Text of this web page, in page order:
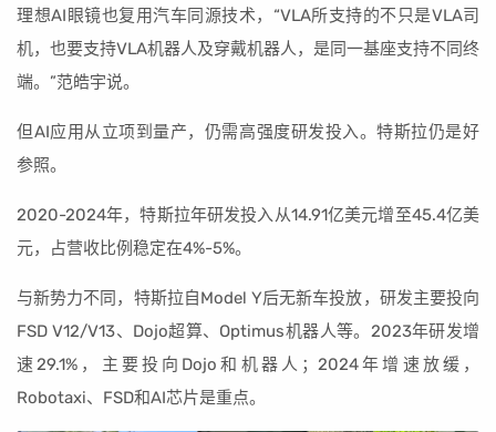
理想AI眼镜也复用汽车同源技术，“VLA所支持的不只是VLA司
机，也要支持VLA机器人及穿戴机器人，是同一基座支持不同终
端。”范皓宇说。
但AI应用从立项到量产，仍需高强度研发投入。特斯拉仍是好
参照。
2020-2024年，特斯拉年研发投入从14.91亿美元增至45.4亿美
元，占营收比例稳定在4%-5%。
与新势力不同，特斯拉自Model Y后无新车投放，研发主要投向
FSD V12/V13、Dojo超算、Optimus机器人等。2023年研发增
速29.1%，主要投向Dojo和机器人；2024年增速放缓，
Robotaxi、FSD和AI芯片是重点。